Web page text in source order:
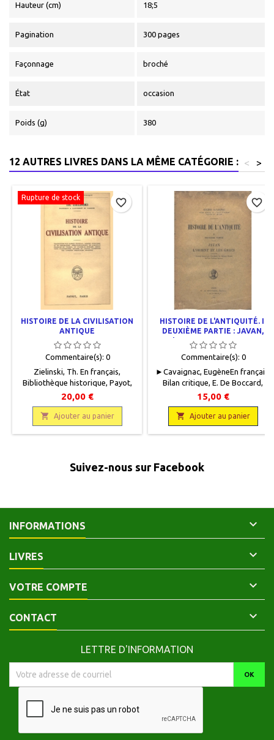
Hauteur (cm) 18;5
Pagination 300 pages
Façonnage broché
État occasion
Poids (g) 380
12 AUTRES LIVRES DANS LA MÊME CATÉGORIE : >
<
Rupture de stock
HISTOIRE DE LA CIVILISATION
ANTIQUE
Commentaire(s): 0
Zielinski, Th. En français,
Bibliothèque historique, Payot,
1931, 14 x 22,5, 470 pages, relié,
occasion. Demi toilé bordeaux,
pièce de titre cuir ocre, titre et
double filets gravés or, plats
cartonnés assortis, bords des
papier jauni.
20,00 €
 Ajouter au panier
favorite_border
HISTOIRE DE L'ANTIQUITÉ. I.
DEUXIÈME PARTIE : JAVAN,
L'ORIENT ET LES GRECS
Commentaire(s): 0
► Cavaignac, EugèneEn français,
Bilan critique, E. De Boccard,
1919,16,5 x 25, 496 pages,
broché, occasion . Correct.
Couverture plastifiée. Papier
intérieur jauni.
15,00 €
 Ajouter au panier
favorite_border
Suivez-nous sur Facebook
INFORMATIONS 
LIVRES 
VOTRE COMPTE 
CONTACT 
LETTRE D'INFORMATION